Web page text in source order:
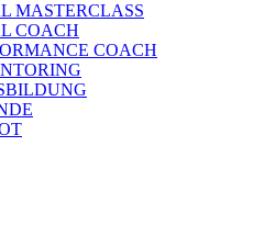
MASTERCLASS
COACH
COACH